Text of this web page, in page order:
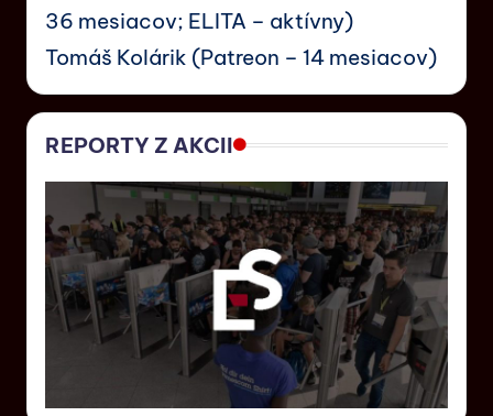
36 mesiacov; ELITA – aktívny)
Tomáš Kolárik (Patreon – 14 mesiacov)
REPORTY Z AKCII